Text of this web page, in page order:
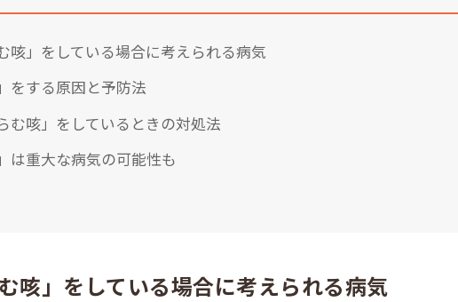
咳」をしている場合に考えられる病気
をする原因と予防法
む咳」をしているときの対処法
は重大な病気の可能性も
咳」をしている場合に考えられる病気